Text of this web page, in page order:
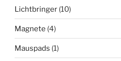
Lichtbringer (10)
Magnete (4)
Mauspads (1)